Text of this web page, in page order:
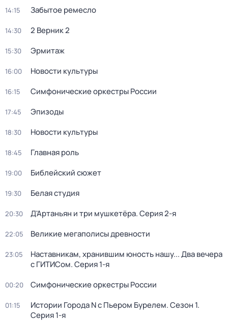
14:15 Забытое ремесло
14:30 2 Верник 2
15:30 Эрмитаж
16:00 Новости культуры
16:15 Симфонические оркестры России
17:45 Эпизоды
18:30 Новости культуры
18:45 Главная роль
19:00 Библейский сюжет
19:30 Белая студия
20:30 Д'Артаньян и три мушкетёра. Серия 2-я
22:05 Великие мегаполисы древности
23:05
Наставникам, хранившим юность нашу... Два вечера
с ГИТИСом. Серия 1-я
00:20 Симфонические оркестры России
01:15 Истории Города N с Пьером Бурелем. Сезон 1.
Серия 1-я